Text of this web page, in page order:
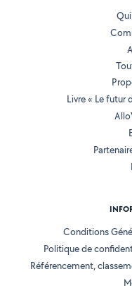
Livre « Le futur
Conditions
Politique de
Référencement,